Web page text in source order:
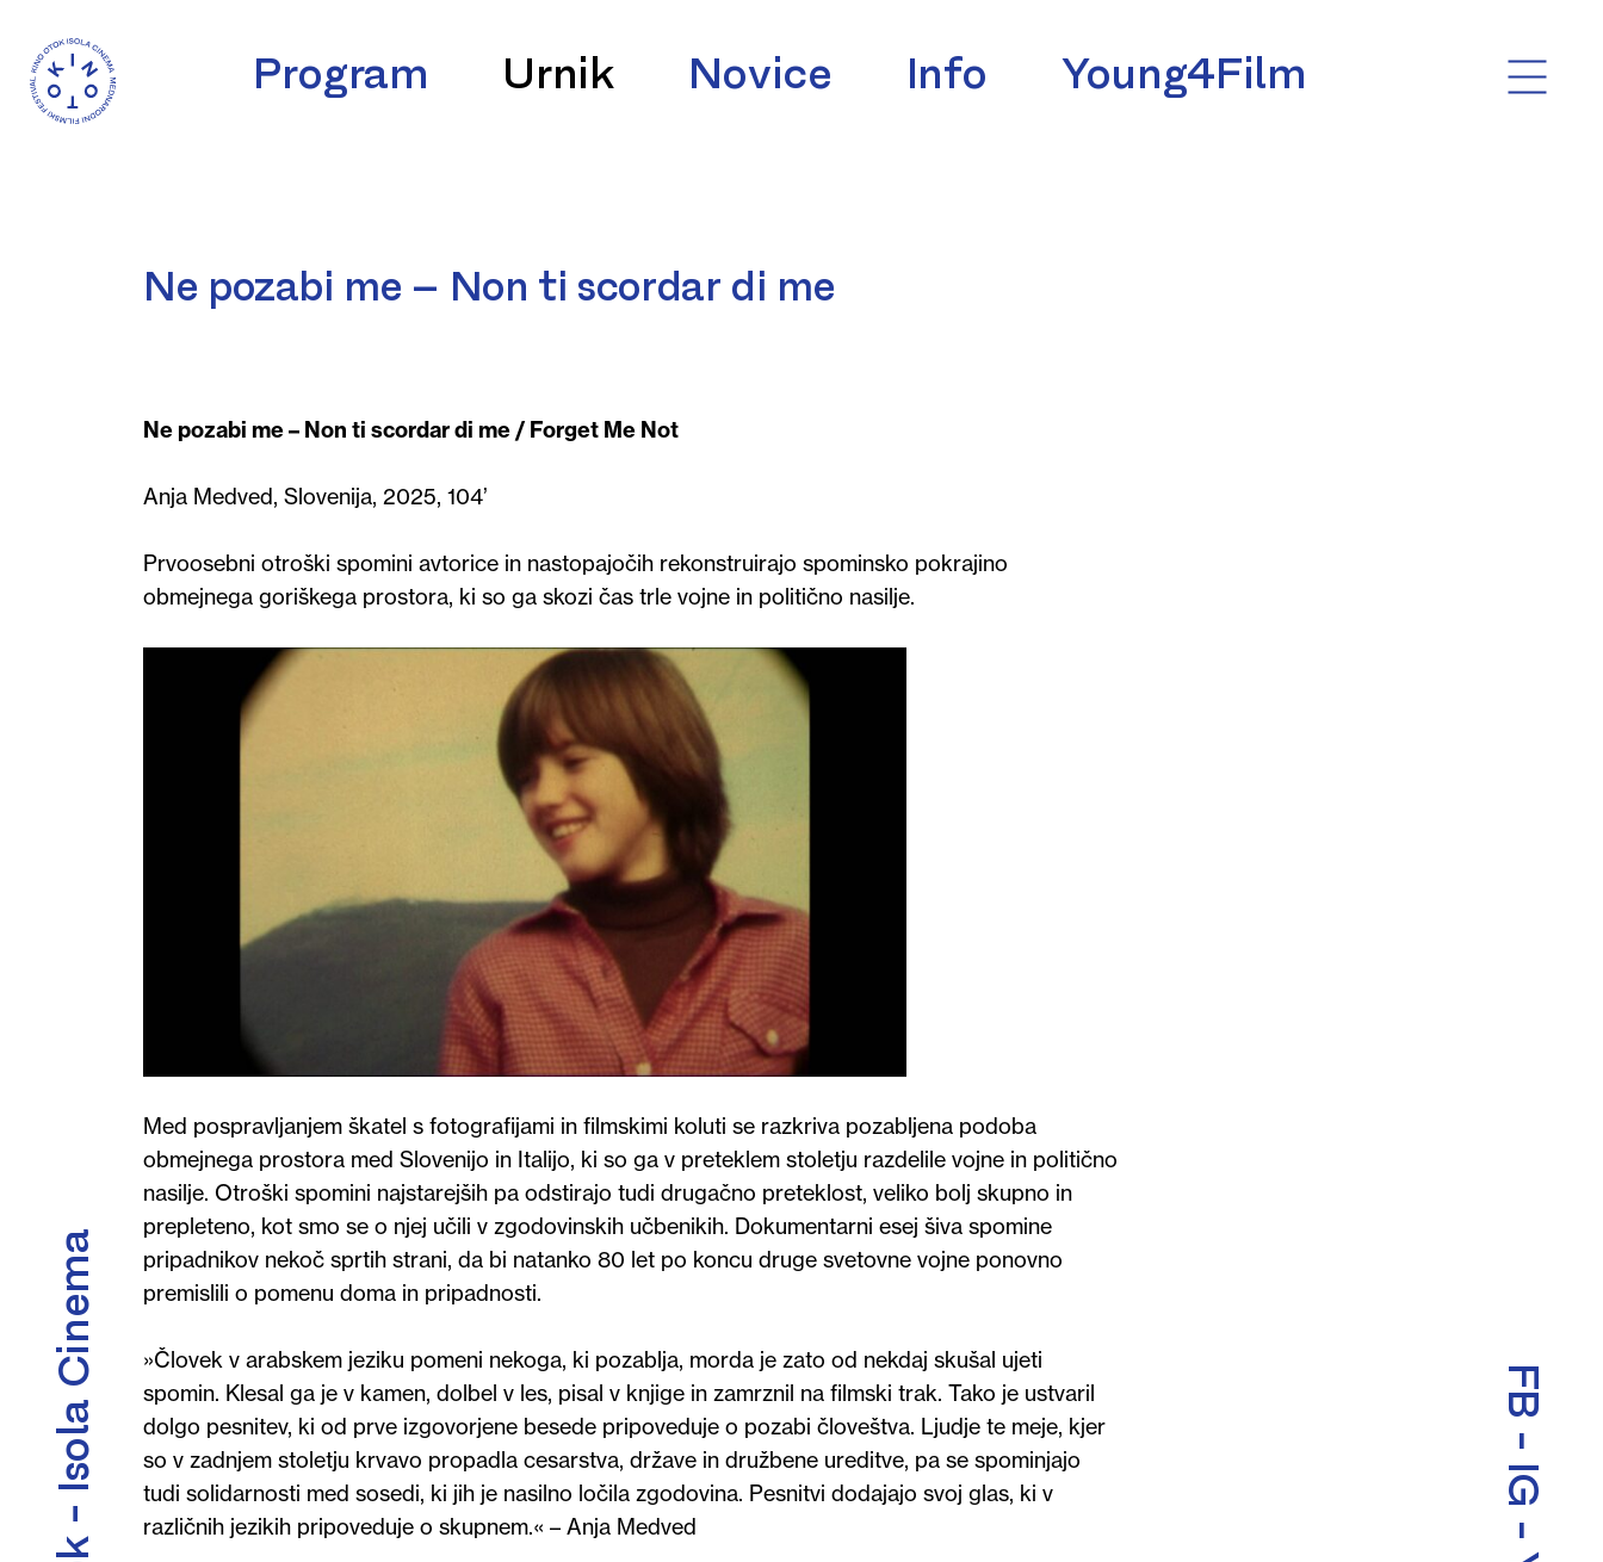
Program Urnik Novice Info Young4Film
FB
-
IG
-
Ne pozabi me – Non ti scordar di me
Ne pozabi me – Non ti scordar di me / Forget Me Not
Anja Medved, Slovenija, 2025, 104’
Prvoosebni otroški spomini avtorice in nastopajočih rekonstruirajo spominsko pokrajino
obmejnega goriškega prostora, ki so ga skozi čas trle vojne in politično nasilje.
Med pospravljanjem škatel s fotografijami in filmskimi koluti se razkriva pozabljena podoba
obmejnega prostora med Slovenijo in Italijo, ki so ga v preteklem stoletju razdelile vojne in politično
nasilje. Otroški spomini najstarejših pa odstirajo tudi drugačno preteklost, veliko bolj skupno in
prepleteno, kot smo se o njej učili v zgodovinskih učbenikih. Dokumentarni esej šiva spomine
pripadnikov nekoč sprtih strani, da bi natanko 80 let po koncu druge svetovne vojne ponovno
premislili o pomenu doma in pripadnosti.
»Človek v arabskem jeziku pomeni nekoga, ki pozablja, morda je zato od nekdaj skušal ujeti
spomin. Klesal ga je v kamen, dolbel v les, pisal v knjige in zamrznil na filmski trak. Tako je ustvaril
dolgo pesnitev, ki od prve izgovorjene besede pripoveduje o pozabi človeštva. Ljudje te meje, kjer
so v zadnjem stoletju krvavo propadla cesarstva, države in družbene ureditve, pa se spominjajo
tudi solidarnosti med sosedi, ki jih je nasilno ločila zgodovina. Pesnitvi dodajajo svoj glas, ki v
različnih jezikih pripoveduje o skupnem.« – Anja Medved